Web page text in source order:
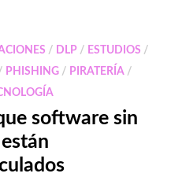
/ DLP/ ESTUDIOS /
PHISHING/ PIRATERÍA/
software sin